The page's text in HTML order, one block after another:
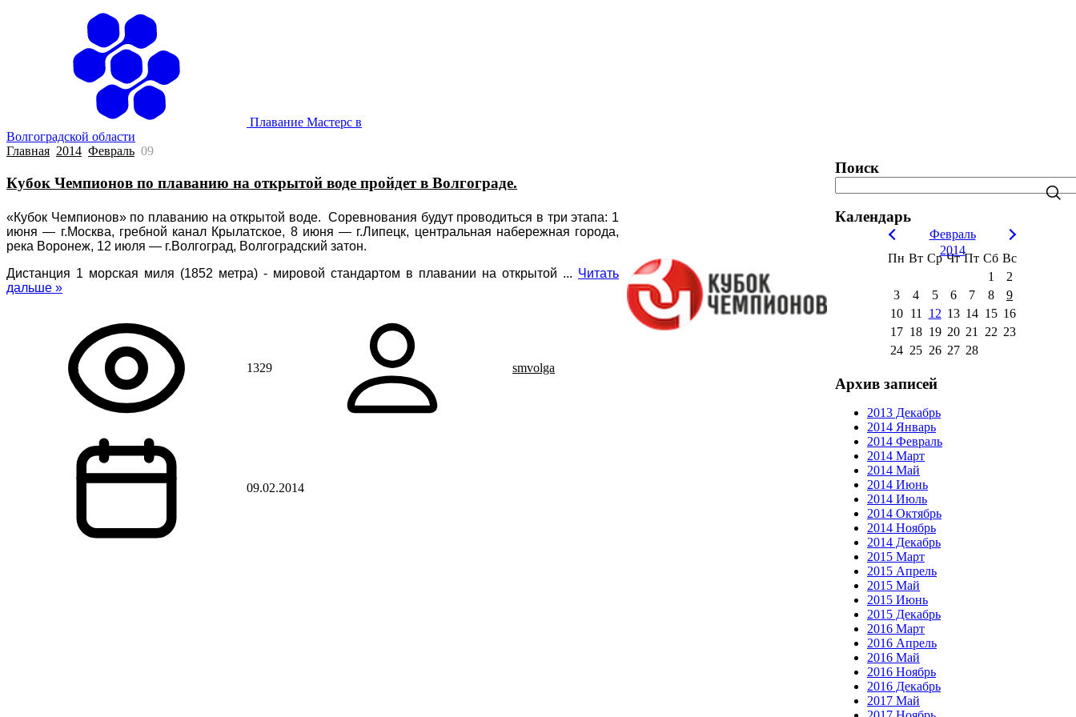
Плавание Мастерс в
Волгоградской области
Главная 2014 Февраль 09
Кубок Чемпионов по плаванию на открытой воде пройдет в Волгограде.
«Кубок Чемпионов» по плаванию на открытой воде. Соревнования будут проводиться в три этапа: 1
июня — г.Москва, гребной канал Крылатское, 8 июня — г.Липецк, центральная набережная города,
река Воронеж, 12 июля — г.Волгоград, Волгоградский затон.
Дистанция 1 морская миля (1852 метра) - мировой стандартом в плавании на открытой ... Читать
дальше »
1329 smvolga
09.02.2014
Поиск
Календарь
Февраль
2014
Пн Вт Ср Чт Пт Сб Вс
1
2
3
4 5 6 7 8
9
10
11 12 13 14 15 16
17 18 19 20 21 22 23
24 25 26 27 28
Архив записей
2013 Декабрь
2014 Январь
2014 Февраль
2014 Март
2014 Май
2014 Июнь
2014 Июль
2014 Октябрь
2014 Ноябрь
2014 Декабрь
2015 Март
2015 Апрель
2015 Май
2015 Июнь
2015 Декабрь
2016 Март
2016 Апрель
2016 Май
2016 Ноябрь
2016 Декабрь
2017 Май